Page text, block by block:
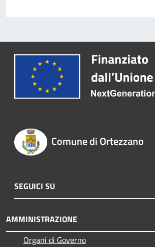
Comune di Ortezzano
SEGUICI SU
AMMINISTRAZIONE
Organi di Governo